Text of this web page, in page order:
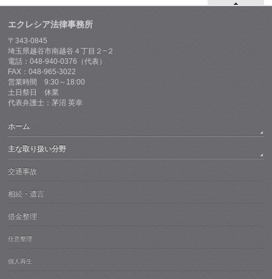
エクレシア法律事務所
〒343-0845
埼玉県越谷市南越谷４丁目２−２
電話：048-940-0376（代表）
FAX：048-965-3022
営業時間 9:30～18:00
土日祭日 休業
代表弁護士：茅沼 英幸
ホーム
主な取り扱い分野
交通事故
相続・遺言
借金整理
任意整理
個人再生